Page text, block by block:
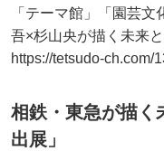
「テーマ館」「園芸
吾×杉山央が描く未来
https://tetsudo-ch.com/
相鉄・東急が描
出展」